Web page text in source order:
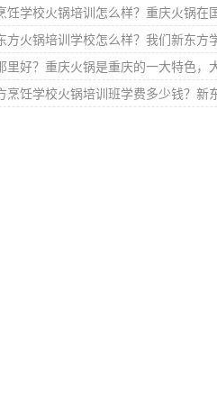
饪学校火锅培训怎么样？重庆火锅在
方火锅培训学校怎么样？我们新东方
里好？重庆火锅是重庆的一大特色，
烹饪学校火锅培训班学费多少钱？新